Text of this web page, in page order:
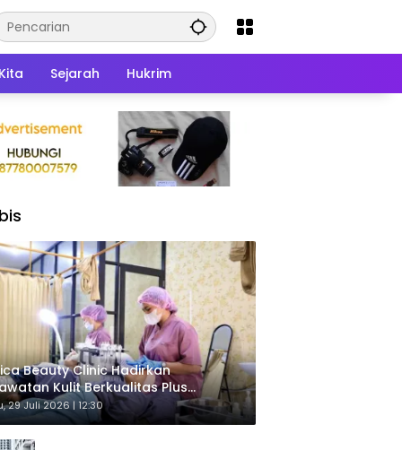
Sejarah Hukrim
Beauty Clinic Hadirkan
Kulit Berkualitas Plus
Gratis
29 Juli 2026 | 12:30